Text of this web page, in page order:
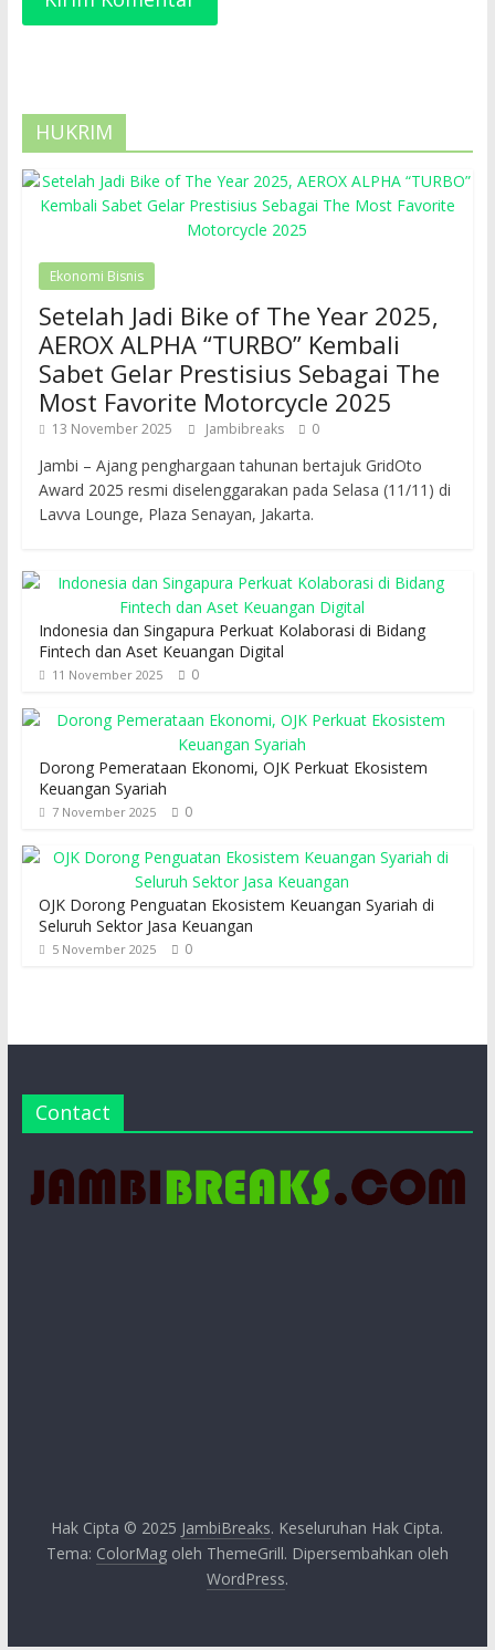
HUKRIM
Ekonomi Bisnis
Setelah Jadi Bike of The Year 2025,
AEROX ALPHA “TURBO” Kembali
Sabet Gelar Prestisius Sebagai The
Most Favorite Motorcycle 2025
13 November 2025 Jambibreaks 0
Jambi – Ajang penghargaan tahunan bertajuk GridOto
Award 2025 resmi diselenggarakan pada Selasa (11/11) di
Lavva Lounge, Plaza Senayan, Jakarta.
Indonesia dan Singapura Perkuat Kolaborasi di Bidang
Fintech dan Aset Keuangan Digital
11 November 2025 0
Dorong Pemerataan Ekonomi, OJK Perkuat Ekosistem
Keuangan Syariah
7 November 2025 0
OJK Dorong Penguatan Ekosistem Keuangan Syariah di
Seluruh Sektor Jasa Keuangan
5 November 2025 0
Contact
Hak Cipta © 2025 JambiBreaks. Keseluruhan Hak Cipta.
Tema: ColorMagoleh ThemeGrill. Dipersembahkan oleh
WordPress.